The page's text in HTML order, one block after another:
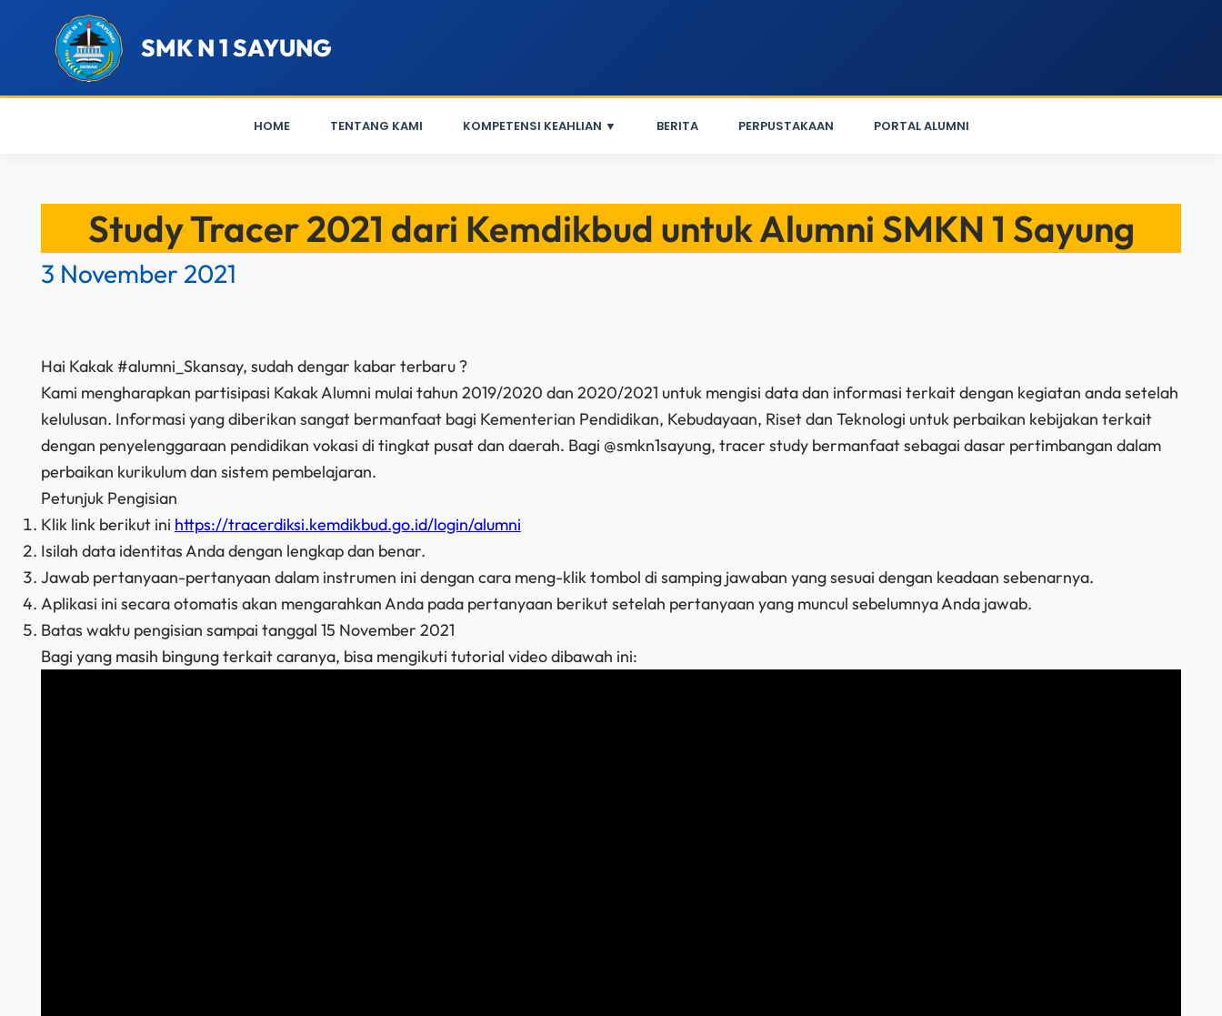
SMK N 1 SAYUNG
HOME TENTANG KAMI KOMPETENSI KEAHLIAN ▼ BERITA PERPUSTAKAAN PORTAL ALUMNI
Study Tracer 2021 dari Kemdikbud untuk Alumni SMKN 1 Sayung
3 November 2021
Hai Kakak #alumni_Skansay, sudah dengar kabar terbaru ?
Kami mengharapkan partisipasi Kakak Alumni mulai tahun 2019/2020 dan 2020/2021 untuk mengisi data dan informasi terkait dengan kegiatan anda setelah
kelulusan. Informasi yang diberikan sangat bermanfaat bagi Kementerian Pendidikan, Kebudayaan, Riset dan Teknologi untuk perbaikan kebijakan terkait
dengan penyelenggaraan pendidikan vokasi di tingkat pusat dan daerah. Bagi @smkn1sayung, tracer study bermanfaat sebagai dasar pertimbangan dalam
perbaikan kurikulum dan sistem pembelajaran.
Petunjuk Pengisian
Klik link berikut ini https://tracerdiksi.kemdikbud.go.id/login/alumni
Isilah data identitas Anda dengan lengkap dan benar.
Jawab pertanyaan-pertanyaan dalam instrumen ini dengan cara meng-klik tombol di samping jawaban yang sesuai dengan keadaan sebenarnya.
Aplikasi ini secara otomatis akan mengarahkan Anda pada pertanyaan berikut setelah pertanyaan yang muncul sebelumnya Anda jawab.
Batas waktu pengisian sampai tanggal 15 November 2021
Bagi yang masih bingung terkait caranya, bisa mengikuti tutorial video dibawah ini: